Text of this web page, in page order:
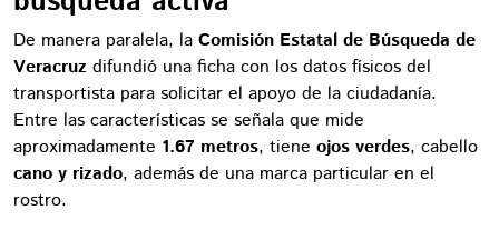
De manera paralela, la Comisión Estatal de Búsqueda de
Veracruz difundió una ficha con los datos físicos del
transportista para solicitar el apoyo de la ciudadanía.
Entre las características se señala que mide
aproximadamente 1.67 metros, tiene ojos verdes, cabello
cano y rizado, además de una marca particular en el
rostro.